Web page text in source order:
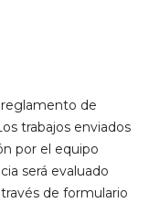
de
trabajos enviados
por el equipo
será evaluado
de formulario